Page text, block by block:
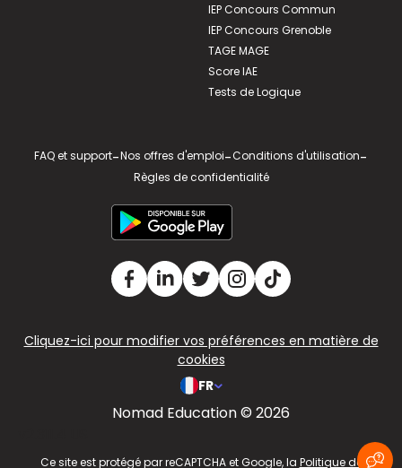
IEP Concours Commun
IEP Concours Grenoble
TAGE MAGE
Score IAE
Tests de Logique
FAQ et support-Nos offres d'emploi-Conditions d'utilisation-
Règles de confidentialité
Cliquez-ici pour modifier vos préférences en matière de
cookies
FR
Nomad Education © 2026
Ce site est protégé par reCAPTCHA et Google, la Politique de